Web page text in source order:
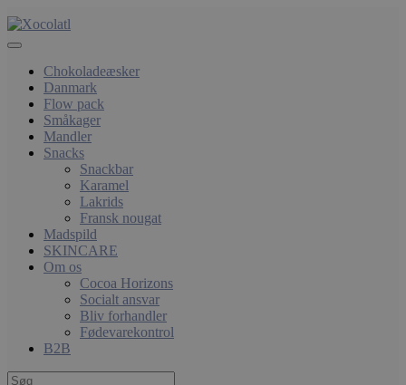
Chokoladeæsker
Danmark
Flow pack
Småkager
Mandler
Snacks
Snackbar
Karamel
Lakrids
Fransk nougat
Madspild
SKINCARE
Om os
Cocoa Horizons
Socialt ansvar
Bliv forhandler
Fødevarekontrol
B2B